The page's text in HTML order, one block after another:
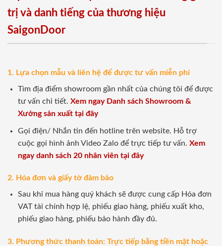
trị và danh tiếng của thương hiệu
SaigonDoor
1. Lựa chọn mẫu và liên hệ để được tư vấn miễn phí
Tìm địa điểm showroom gần nhất của chúng tôi để được
tư vấn chi tiết. Xem ngay Danh sách Showroom &
Xưởng sản xuất tại đây
Gọi điện/ Nhắn tin đến hotline trên website. Hỗ trợ
cuộc gọi hình ảnh Video Zalo để trực tiếp tư vấn. Xem
ngay danh sách 20 nhân viên tại đây
2. Hóa đơn và giấy tờ đảm bảo
Sau khi mua hàng quý khách sẽ được cung cấp Hóa đơn
VAT tài chính hợp lệ, phiếu giao hàng, phiếu xuất kho,
phiếu giao hàng, phiếu bảo hành đầy đủ.
3. Phương thức thanh toán: Trực tiếp bằng tiền mặt hoặc